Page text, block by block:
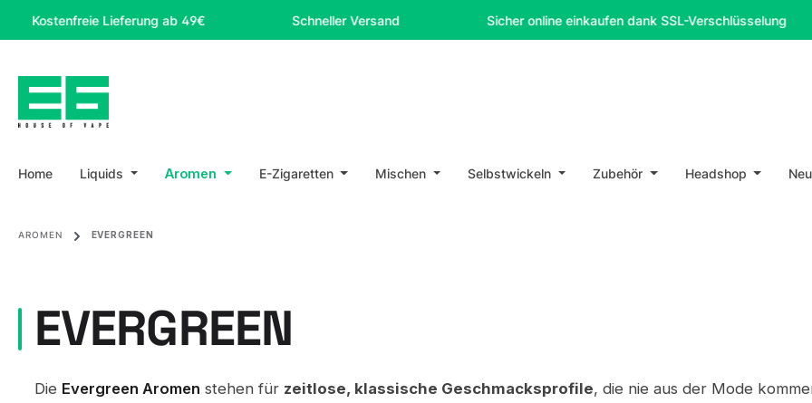
Hauptinhalt springen
Zur Suche springen
Zur Hauptnavigation springen
Lieferung ab 49€ Schneller Versand Sicher online einkaufen dank SSL-Verschlüsselung
Home Liquids Aromen E-Zigaretten Mischen Selbstwickeln Zubehör Headshop Neu
AROMEN EVERGREEN
EVERGREEN
Die Evergreen Aromen stehen für zeitlose, klassische Geschmacksprofile, die nie aus der Mode